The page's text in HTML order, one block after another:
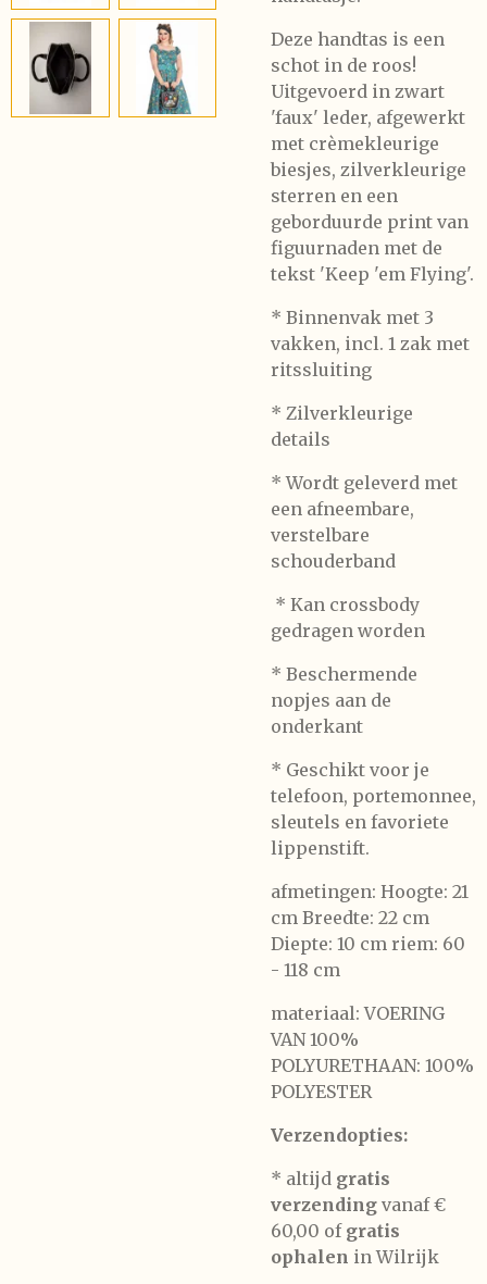
Deze handtas is een
schot in de roos!
Uitgevoerd in zwart
'faux' leder, afgewerkt
met crèmekleurige
biesjes, zilverkleurige
sterren en een
geborduurde print van
figuurnaden met de
tekst 'Keep 'em Flying'.
* Binnenvak met 3
vakken, incl. 1 zak met
ritssluiting
* Zilverkleurige
details
* Wordt geleverd met
een afneembare,
verstelbare
schouderband
* Kan crossbody
gedragen worden
* Beschermende
nopjes aan de
onderkant
* Geschikt voor je
telefoon, portemonnee,
sleutels en favoriete
lippenstift.
afmetingen: Hoogte: 21
cm Breedte: 22 cm
Diepte: 10 cm riem: 60
- 118 cm
materiaal: VOERING
VAN 100%
POLYURETHAAN: 100%
POLYESTER
Verzendopties:
* altijd gratis
verzending vanaf €
60,00 of gratis
ophalen in Wilrijk